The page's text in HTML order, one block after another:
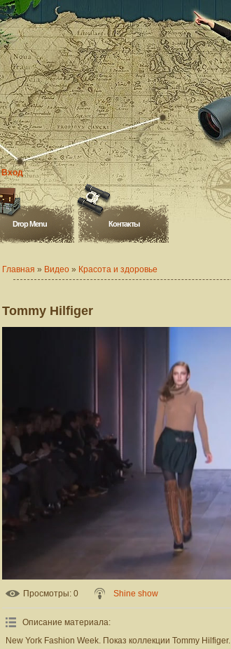
Вход
Drop Menu Контакты
Главная » Видео » Красота и здоровье
Tommy Hilfiger
Просмотры: 0 Shine show
Описание материала:
New York Fashion Week. Показ коллекции Tommy Hilfiger.